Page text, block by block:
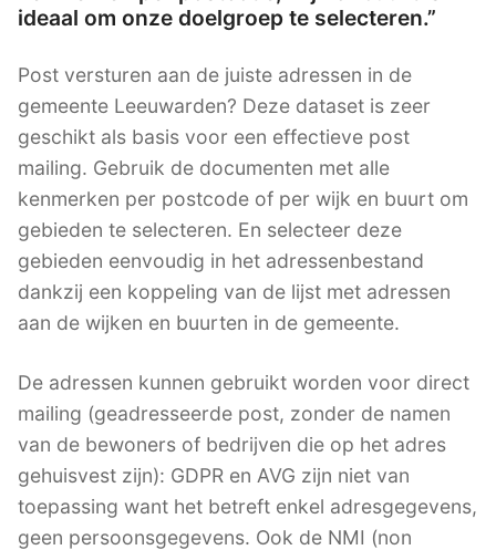
ideaal om onze doelgroep te selecteren.”
Post versturen aan de juiste adressen in de
gemeente Leeuwarden? Deze dataset is zeer
geschikt als basis voor een effectieve post
mailing. Gebruik de documenten met alle
kenmerken per postcode of per wijk en buurt om
gebieden te selecteren. En selecteer deze
gebieden eenvoudig in het adressenbestand
dankzij een koppeling van de lijst met adressen
aan de wijken en buurten in de gemeente.
De adressen kunnen gebruikt worden voor direct
mailing (geadresseerde post, zonder de namen
van de bewoners of bedrijven die op het adres
gehuisvest zijn): GDPR en AVG zijn niet van
toepassing want het betreft enkel adresgegevens,
geen persoonsgegevens. Ook de NMI (non